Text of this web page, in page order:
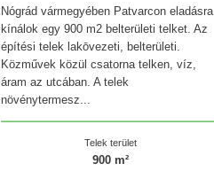
Nógrád vármegyében Patvarcon eladásra
kínálok egy 900 m2 belterületi telket. Az
építési telek lakōvezeti, belterületi.
Közművek közül csatorna telken, víz,
áram az utcában. A telek
növénytermesz...
Telek terület
900 m²